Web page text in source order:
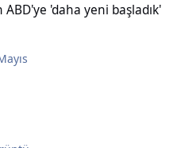
'daha yeni başladık'